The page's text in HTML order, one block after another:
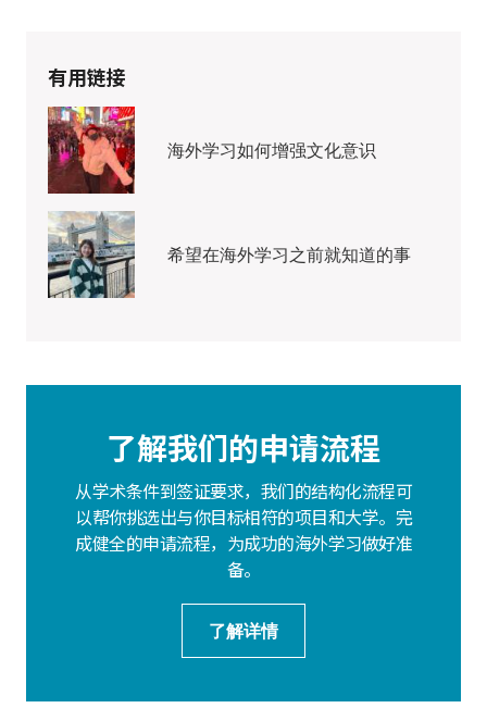
有用链接
海外学习如何增强文化意识
希望在海外学习之前就知道的事
了解我们的申请流程
从学术条件到签证要求，我们的结构化流程可
以帮你挑选出与你目标相符的项目和大学。完
成健全的申请流程，为成功的海外学习做好准
备。
了解详情